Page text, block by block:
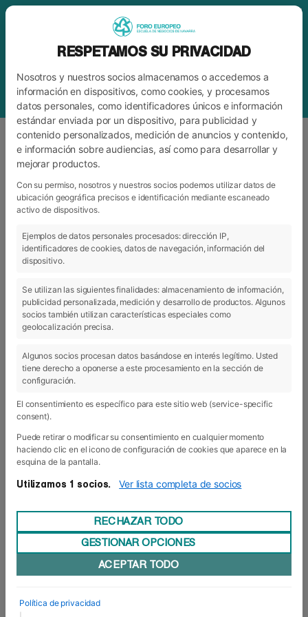
ETIQUETAXIV SEMANA DE EMPRESA
10 Feb 2016
Captar el espíritu de una empresa y
mucho más
Trabajo en equipo, ilusión, compañerismo,
mentalidad abierta... y así hasta un sinfín de
RESPETAMOS SU PRIVACIDAD
Nosotros y nuestros socios almacenamos o accedemos a
información en dispositivos, como cookies, y procesamos
datos personales, como identificadores únicos e información
estándar enviada por un dispositivo, para publicidad y
contenido personalizados, medición de anuncios y contenido,
e información sobre audiencias, así como para desarrollar y
mejorar productos.
Con su permiso, nosotros y nuestros socios podemos utilizar datos de
ubicación geográfica precisos e identificación mediante escaneado
activo de dispositivos.
Ejemplos de datos personales procesados: dirección IP,
identificadores de cookies, datos de navegación, información del
dispositivo.
Se utilizan las siguientes finalidades: almacenamiento de información,
publicidad personalizada, medición y desarrollo de productos. Algunos
socios también utilizan características especiales como
geolocalización precisa.
Algunos socios procesan datos basándose en interés legítimo. Usted
tiene derecho a oponerse a este procesamiento en la sección de
configuración.
El consentimiento es específico para este sitio web (service-specific
consent).
Puede retirar o modificar su consentimiento en cualquier momento
haciendo clic en el icono de configuración de cookies que aparece en la
esquina de la pantalla.
Utilizamos 1 socios. Ver lista completa de socios
RECHAZAR TODO
GESTIONAR OPCIONES
ACEPTAR TODO
Política de privacidad